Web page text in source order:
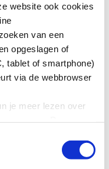
website ook cookies
van een
opgeslagen of
tablet of smartphone)
via de webbrowser
je meer lezen over
cookieverklaring
noodzakelijke
#2
Betekenisvolle
met
2023
zoals bij het
dat vergat
bij brand. Soms
bijvoorbeeld. De